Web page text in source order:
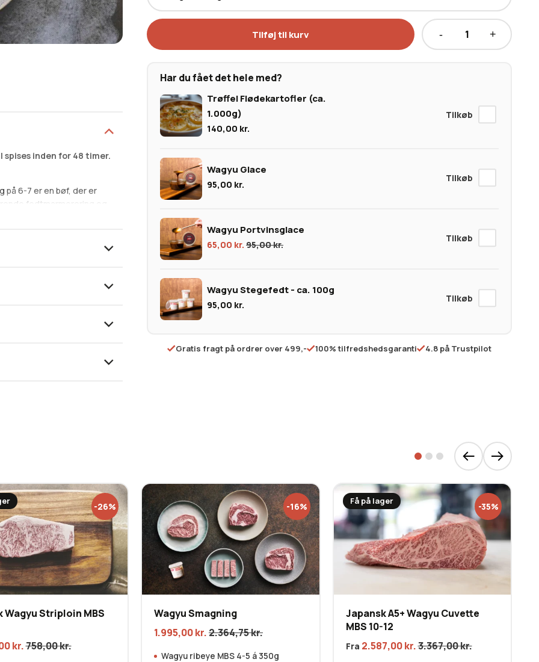
inden for 48 timer.
på 6-7 er en bøf, der er
fedtmarmorering og
et helt mørt stykke kød.
også
japansk A5 wagyu,
Har du fået det hele med?
Trøffel Flødekartofler (ca.
1.000g)
140,00 kr.
Wagyu Glace
95,00 kr.
Wagyu Portvinsglace
65,00 kr. 95,00kr.
Wagyu Stegefedt - ca. 100g
95,00 kr.
Australsk
Tilføj til kurv
Gratis fragt på ordrer over 499,- 100% tilfredshedsgaranti 4.8 på Trustpilot
-26%
Wagyu Striploin MBS
kr.758,00kr.
-16%
Wagyu Smagning
1.995,00kr.2.364,75kr.
Wagyu ribeye MBS 4-5 á 350g
Få på lager -35%
Japansk A5+ Wagyu Cuvette
MBS 10-12
Fra 2.587,00kr.3.367,00kr.